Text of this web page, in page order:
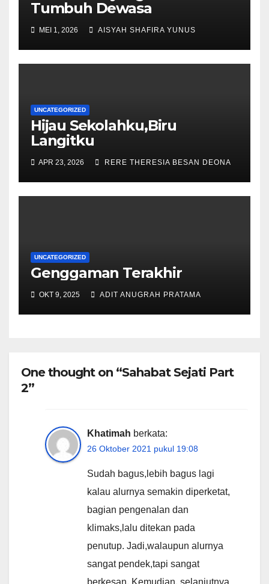
Tumbuh Dewasa
MEI 1, 2026 AISYAH SHAFIRA YUNUS
UNCATEGORIZED
Hijau Sekolahku,Biru
Langitku
APR 23, 2026 RERE THERESIA BESAN DEONA
UNCATEGORIZED
Genggaman Terakhir
OKT 9, 2025 ADIT ANUGRAH PRATAMA
One thought on “Sahabat Sejati Part
2”
Khatimah berkata:
26 Oktober 2021 pukul 19:08
Sudah bagus,lebih bagus lagi
kalau alurnya semakin diperketat,
bagian pengenalan dan
klimaks,lalu ditekan pada
penutup. Jadi,walaupun alurnya
sangat pendek,tapi sangat